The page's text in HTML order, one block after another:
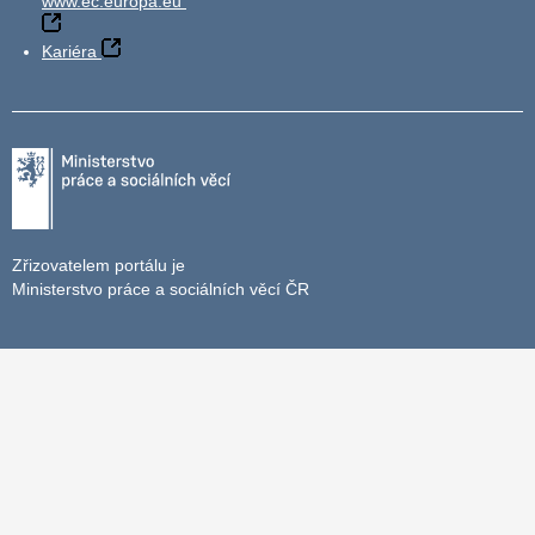
Kariéra
Zřizovatelem portálu je
Ministerstvo práce a sociálních věcí ČR